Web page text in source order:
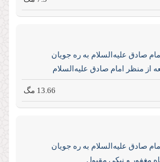
صادق علیه‌السلام به ره جویان
از منظر امام صادق علیه‌السلام
13.66 مگ
صادق علیه‌السلام به ره جویان
مغفور و نیکی مقبول